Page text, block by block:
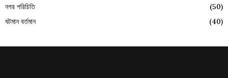
নগর পরিচিতি
(50)
ঘটমান বর্তমান
(40)